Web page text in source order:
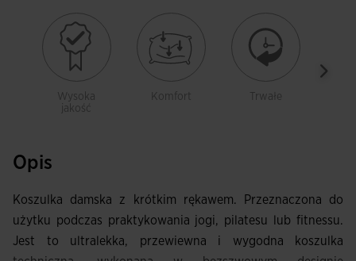
Wysoka
jakość
Komfort Trwałe
Opis
Koszulka damska z krótkim rękawem. Przeznaczona do
użytku podczas praktykowania jogi, pilatesu lub fitnessu.
Jest to ultralekka, przewiewna i wygodna koszulka